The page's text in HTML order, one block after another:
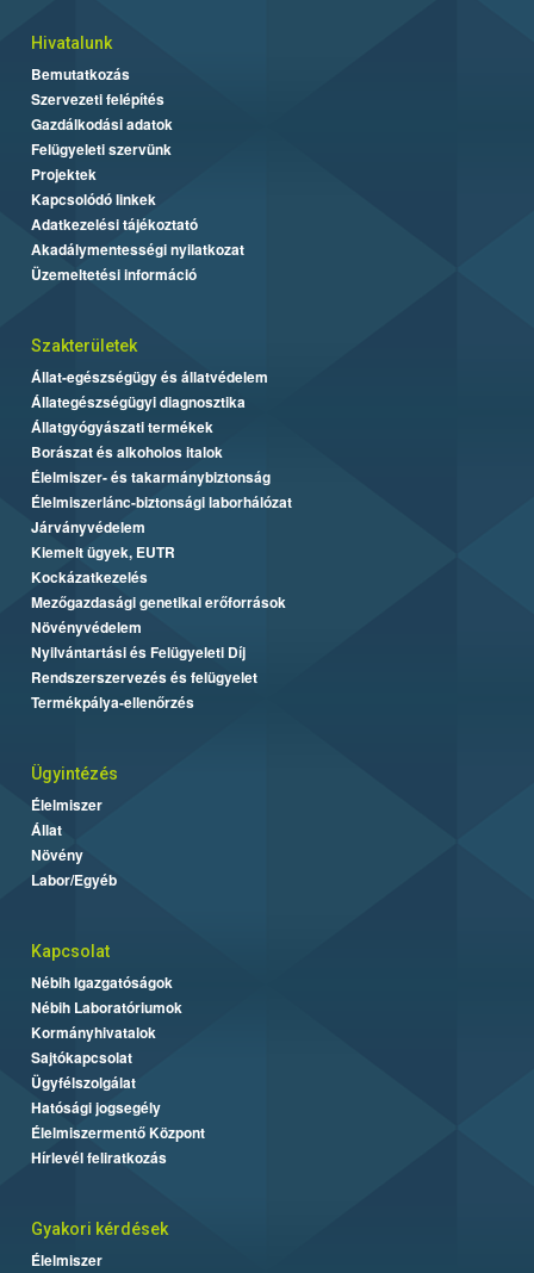
Hivatalunk
Bemutatkozás
Szervezeti felépítés
Gazdálkodási adatok
Felügyeleti szervünk
Projektek
Kapcsolódó linkek
Adatkezelési tájékoztató
Akadálymentességi nyilatkozat
Üzemeltetési információ
Szakterületek
Állat-egészségügy és állatvédelem
Állategészségügyi diagnosztika
Állatgyógyászati termékek
Borászat és alkoholos italok
Élelmiszer- és takarmánybiztonság
Élelmiszerlánc-biztonsági laborhálózat
Járványvédelem
Kiemelt ügyek, EUTR
Kockázatkezelés
Mezőgazdasági genetikai erőforrások
Növényvédelem
Nyilvántartási és Felügyeleti Díj
Rendszerszervezés és felügyelet
Termékpálya-ellenőrzés
Ügyintézés
Élelmiszer
Állat
Növény
Labor/Egyéb
Kapcsolat
Nébih Igazgatóságok
Nébih Laboratóriumok
Kormányhivatalok
Sajtókapcsolat
Ügyfélszolgálat
Hatósági jogsegély
Élelmiszermentő Központ
Hírlevél feliratkozás
Gyakori kérdések
Élelmiszer